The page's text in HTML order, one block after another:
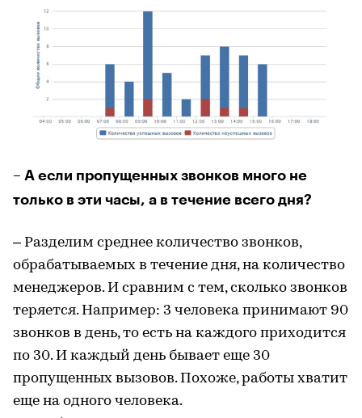
– А если пропущенных звонков много не
только в эти часы, а в течение всего дня?
– Разделим среднее количество звонков,
обрабатываемых в течение дня, на количество
менеджеров. И сравним с тем, сколько звонков
теряется. Например: 3 человека принимают 90
звонков в день, то есть на каждого приходится
по 30. И каждый день бывает еще 30
пропущенных вызовов. Похоже, работы хватит
еще на одного человека.